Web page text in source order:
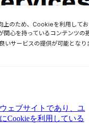
ェブサイトであり、ユ
Cookieを利用している